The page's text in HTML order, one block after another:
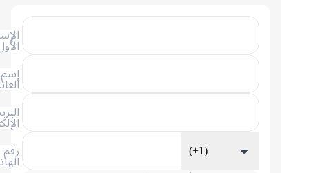
العائلة
الإلكتروني
الهاتف